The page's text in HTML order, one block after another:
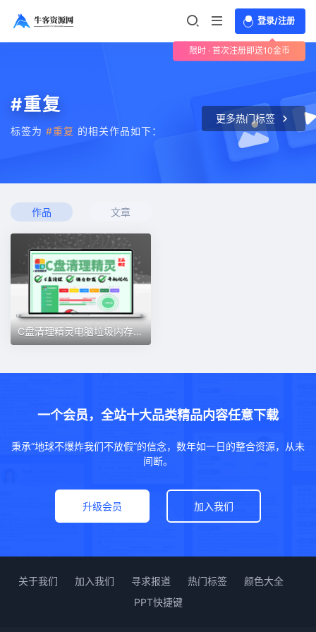
登录/注册
限时 · 首次注册即送10金币
#重复
标签为 #重复 的相关作品如下：
更多热门标签
作品 文章
C盘清理精灵电脑垃圾内存深度满了红了大文件重复文件搬家迁移
一个会员，全站十大品类精品内容任意下载
秉承“地球不爆炸我们不放假”的信念，数年如一日的整合资源，从未
间断。
升级会员 加入我们
关于我们 加入我们 寻求报道 热门标签
颜色大全
PPT快捷键